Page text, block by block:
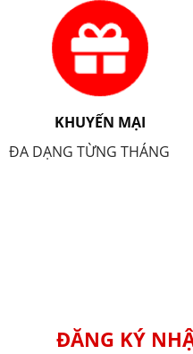
KHUYẾN MẠI
ĐA DẠNG TỪNG THÁNG
ĐĂNG KÝ